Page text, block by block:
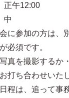
正午12:00
中
に参加の方は、
必須です。
真を撮影するか
打ち合わせいた
程は、追って事